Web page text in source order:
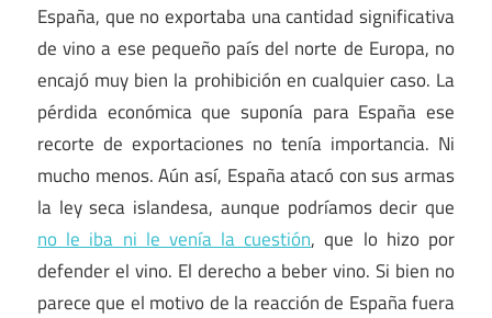
España, que no exportaba una cantidad significativa
de vino a ese pequeño país del norte de Europa, no
encajó muy bien la prohibición en cualquier caso. La
pérdida económica que suponía para España ese
recorte de exportaciones no tenía importancia. Ni
mucho menos. Aún así, España atacó con sus armas
la ley seca islandesa, aunque podríamos decir que
no le iba ni le venía la cuestión, que lo hizo por
defender el vino. El derecho a beber vino. Si bien no
parece que el motivo de la reacción de España fuera